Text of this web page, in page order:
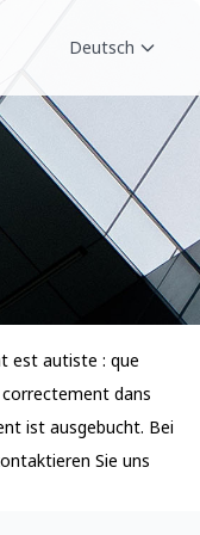
Deutsch
est autiste : que
dans
ist ausgebucht. Bei
Sie uns